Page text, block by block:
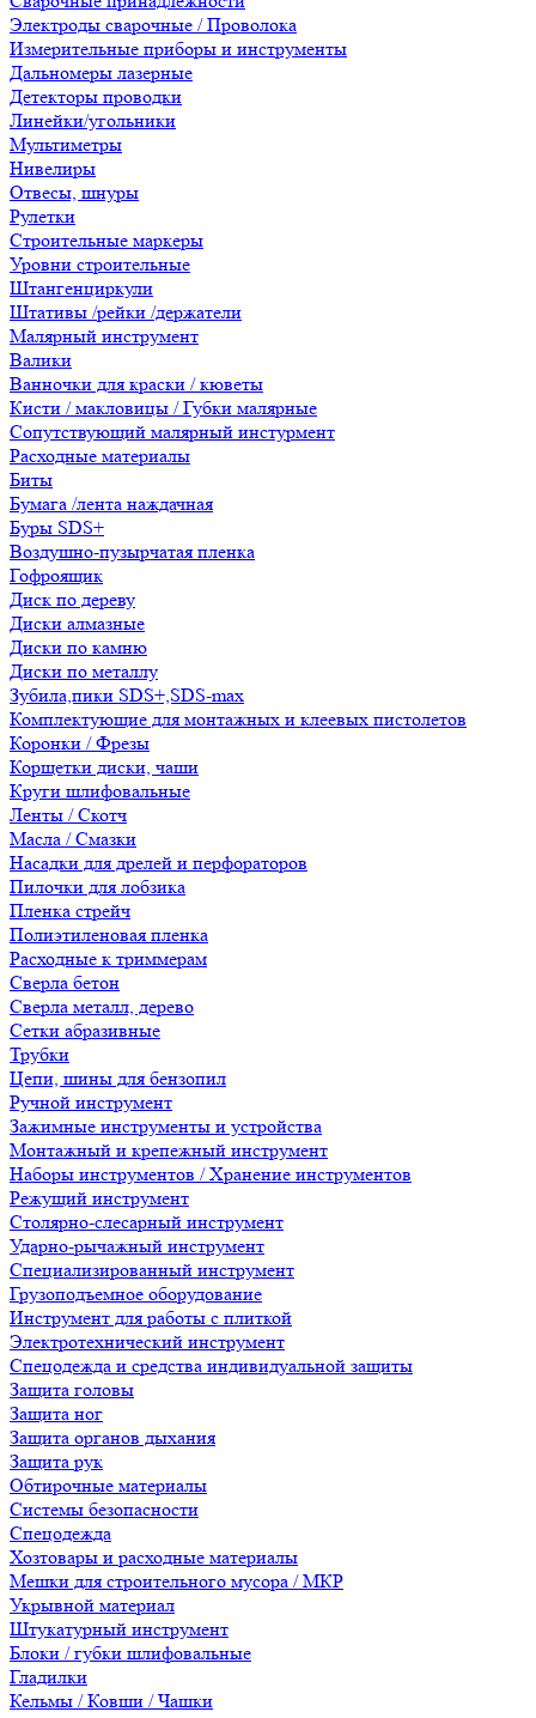
Электроды сварочные / Проволока
Измерительные приборы и инструменты
Дальномеры лазерные
Детекторы проводки
Линейки/угольники
Мультиметры
Нивелиры
Отвесы, шнуры
Рулетки
Строительные маркеры
Уровни строительные
Штангенциркули
Штативы /рейки /держатели
Малярный инструмент
Валики
Ванночки для краски / кюветы
Кисти / макловицы / Губки малярные
Сопутствующий малярный инстурмент
Расходные материалы
Биты
Бумага /лента наждачная
Буры SDS+
Воздушно-пузырчатая пленка
Гофроящик
Диск по дереву
Диски алмазные
Диски по камню
Диски по металлу
Зубила,пики SDS+,SDS-max
Комплектующие для монтажных и клеевых пистолетов
Коронки / Фрезы
Корщетки диски, чаши
Круги шлифовальные
Ленты / Скотч
Масла / Смазки
Насадки для дрелей и перфораторов
Пилочки для лобзика
Пленка стрейч
Полиэтиленовая пленка
Расходные к триммерам
Сверла бетон
Сверла металл, дерево
Сетки абразивные
Трубки
Цепи, шины для бензопил
Ручной инструмент
Зажимные инструменты и устройства
Монтажный и крепежный инструмент
Наборы инструментов / Хранение инструментов
Режущий инструмент
Столярно-слесарный инструмент
Ударно-рычажный инструмент
Специализированный инструмент
Грузоподъемное оборудование
Инструмент для работы с плиткой
Электротехнический инструмент
Спецодежда и средства индивидуальной защиты
Защита головы
Защита ног
Защита органов дыхания
Защита рук
Обтирочные материалы
Системы безопасности
Спецодежда
Хозтовары и расходные материалы
Мешки для строительного мусора / МКР
Укрывной материал
Штукатурный инструмент
Блоки / губки шлифовальные
Гладилки
Кельмы / Ковши / Чашки